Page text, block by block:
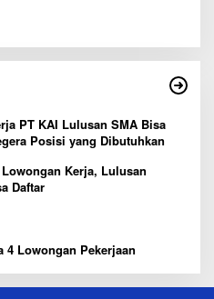
PT KAI Lulusan SMA Bisa
Posisi yang Dibutuhkan
Kerja, Lulusan
Daftar
4 Lowongan Pekerjaan